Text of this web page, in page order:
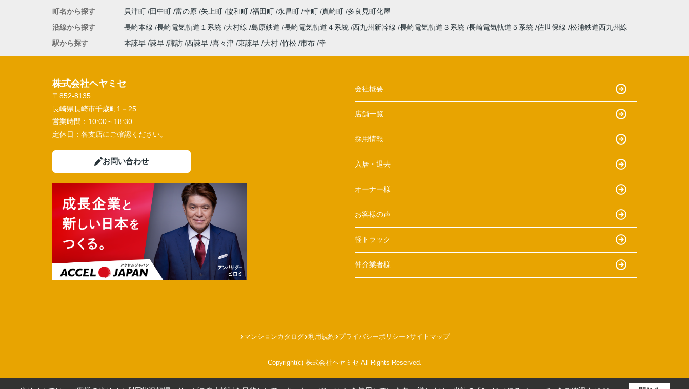
町名から探す
貝津町 田中町 富の原 矢上町 協和町 福田町 永昌町 幸町 真崎町 多良見町化屋
沿線から探す
長崎本線 長崎電気軌道１系統 大村線 島原鉄道 長崎電気軌道４系統 西九州新幹線 長崎電気軌道３系統 長崎電気軌道５系統 佐世保線 松浦鉄道西九州線
駅から探す
本諫早 諫早 諏訪 西諫早 喜々津 東諫早 大村 竹松 市布 幸
株式会社ヘヤミセ
〒852-8135
長崎県長崎市千歳町1－25
営業時間： 10:00～18:30
定休日： 各支店にご確認ください。
お問い合わせ
会社概要
店舗一覧
採用情報
入居・退去
オーナー様
お客様の声
軽トラック
仲介業者様
マンションカタログ 利用規約 プライバシーポリシー サイトマップ
Copyright(c) 株式会社ヘヤミセ All Rights Reserved.